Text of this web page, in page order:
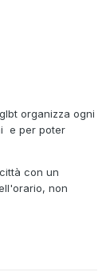
organizza ogni
e per poter
con un
non